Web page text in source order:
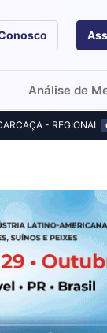
Análise de
- REGIONAL